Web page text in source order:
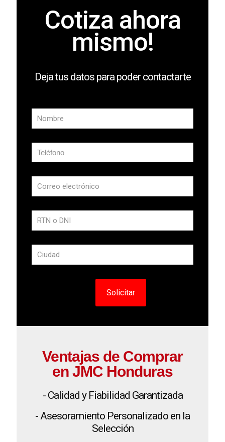
Cotiza ahora
mismo!
Deja tus datos para poder contactarte
Ventajas de Comprar
en JMC Honduras
- Calidad y Fiabilidad Garantizada
- Asesoramiento Personalizado en la
Selección